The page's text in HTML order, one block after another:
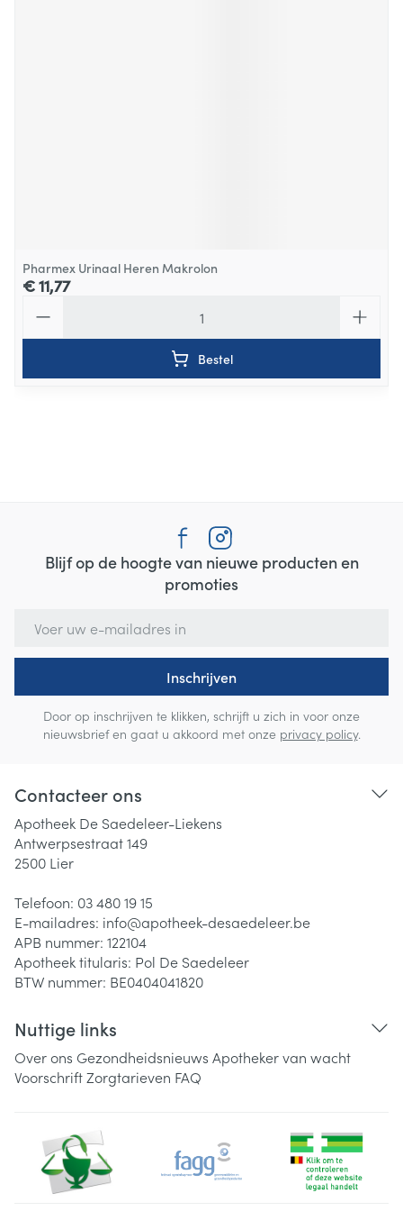
Pharmex Urinaal Heren Makrolon
€ 11,77
Bestel
Blijf op de hoogte van nieuwe producten en
promoties
Inschrijven
Door op inschrijven te klikken, schrijft u zich in voor onze
nieuwsbrief en gaat u akkoord met onze privacy policy.
Contacteer ons
Apotheek De Saedeleer-Liekens
Antwerpsestraat 149
2500 Lier
Telefoon: 03 480 19 15
E-mailadres: info@apotheek-desaedeleer.be
APB nummer: 122104
Apotheek titularis: Pol De Saedeleer
BTW nummer: BE0404041820
Nuttige links
Over ons Gezondheidsnieuws Apotheker van wacht
VoorschriftZorgtarieven FAQ